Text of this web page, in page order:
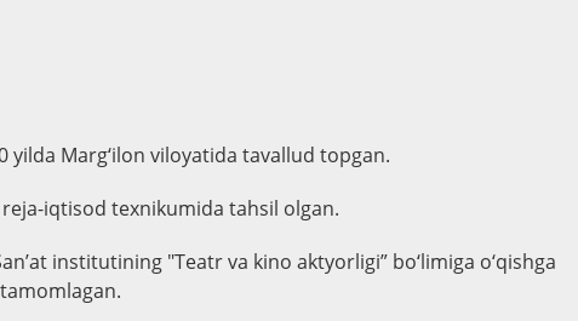
yilda Marg‘ilon viloyatida tavallud topgan.
reja-iqtisod texnikumida tahsil olgan.
institutining "Teatr va kino aktyorligi” bo‘limiga o‘qishga